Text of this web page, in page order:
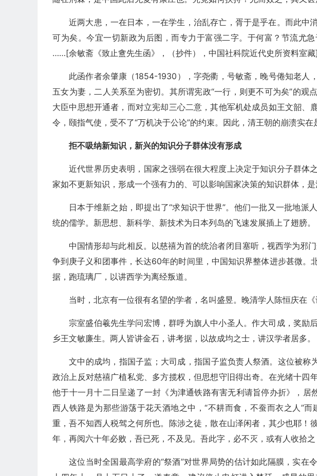
近两大患，一在日本，一在学生，治乱存亡，胥于是乎在。而此中
可为矣。今宜一切新政为后图，而专力于富强二字。于何富？节流尤
……[余敏斋《致止盦先生函》，（抄件），中国社科院近代史所资料室藏]
此函作者余肇康（1854-1930），字尧衢，号敏斋，晚号倦知老人
五女为妻，二人关系至为密切。其所谓宪政“一行，则更不可为矣”的观
大臣中思想开通者，而对立宪却三心二意，其他军机处成员如王文韶、
令，颐指气使，受不了“万机决于公论”的约束。因此，清王朝的崩溃实在
拒不吸纳新知识，新兴的知识分子群体没有形成
近代世界历史表明，国家之强弱在很大程度上决定于知识分子群体
家如不更新知识，形成一个强有力的、可以影响国家决策的知识群体，是
日本于维新之始，即提出了“求知识于世界”。他们一批又一批地派
统的儒学。新思想、新科学、新技术为日本列岛的飞速发展插上了翅膀。
中国情形却与此相反。以慈禧为首的统治者闭目塞听，视西学为邪
争到庚子义和团事件，长达60年的时间里，中国知识界整体进步甚微。
据，跑琉璃厂，以讲西学为离经叛道。
当时，北京有一位很有名望的学者，名叫盛昱。晚清学人陈恒庆在《
宗室盛伯羲先生学问宏博，群呼为旗人中小圣人。作大司成，奖励
乡王文敏廉生。两人皆讲金石，讲考据，以故成均之士，讲汉学者居多。
文中的成均，指国子监；大司成，指国子监负责人祭酒。这位被称
政治上反对慈禧广植私党、多方揽权，但思想守旧得出奇。在光绪十四
他于十一月十二日呈递了一封《为津通铁路有害无利请旨停办折》，居
西人铁路是为那些游荡于花天酒地之中，“不耕而食，不蚕而衣之人”
重，吾不知西人税驾之何所也。陈涉之徒，散在山泽闲者，其少也耶！
年，再阅六十年必败，吾已死，不及见。吾此字，必不灭，或有人收拾之
这位当时全国最高学府的“祭酒”对世界局势的估计如此隔膜，实在